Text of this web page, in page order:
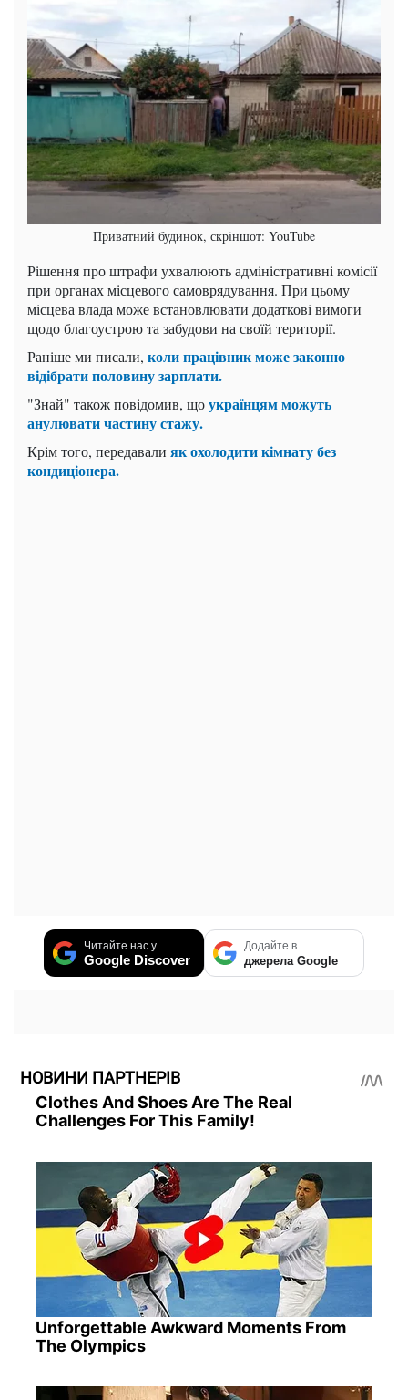
Приватний будинок, скріншот: YouTube
Рішення про штрафи ухвалюють адміністративні комісії
при органах місцевого самоврядування. При цьому
місцева влада може встановлювати додаткові вимоги
щодо благоустрою та забудови на своїй території.
Раніше ми писали, коли працівник може законно
відібрати половину зарплати.
"Знай" також повідомив, щоукраїнцям можуть
анулювати частину стажу.
Крім того, передавали як охолодити кімнату без
кондиціонера.
Читайте нас у
Google Discover
Додайте в
джерела Google
НОВИНИ ПАРТНЕРІВ
Clothes And Shoes Are The Real
Challenges For This Family!
Unforgettable Awkward Moments From
The Olympics